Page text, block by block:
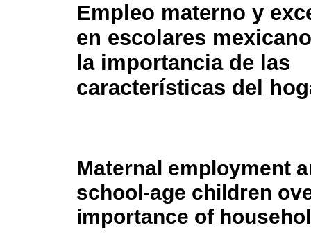
Empleo materno y
en escolares
la importancia de las
características del
Maternal employment
school-age children
importance of